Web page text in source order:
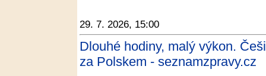
29. 7. 2026, 15:00
Dlouhé hodiny, malý výkon.
za Polskem - seznamzpravy.cz